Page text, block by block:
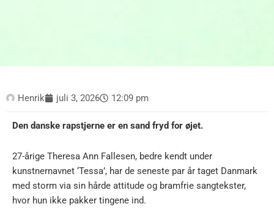
Henrik juli 3, 2026 12:09 pm
Den danske rapstjerne er en sand fryd for øjet.
27-årige Theresa Ann Fallesen, bedre kendt under
kunstnernavnet ‘Tessa’, har de seneste par år taget Danmark
med storm via sin hårde attitude og bramfrie sangtekster,
hvor hun ikke pakker tingene ind.